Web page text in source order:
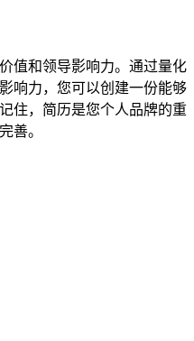
值和领导影响力。通过量化
响力，您可以创建一份能够
住，简历是您个人品牌的重
善。